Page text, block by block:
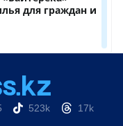
523k 17k